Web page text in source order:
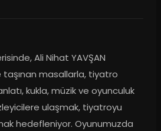
Ali Nihat YAVŞAN
masallarla, tiyatro
kukla, müzik ve oyunculuk
ulaşmak, tiyatroyu
hedefleniyor. Oyunumuzda